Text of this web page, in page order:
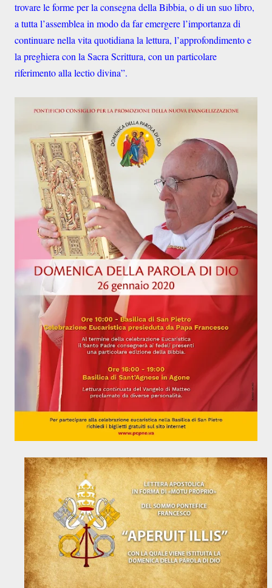
trovare le forme per la consegna della Bibbia, o di un suo libro,
a tutta l’assemblea in modo da far emergere l’importanza di
continuare nella vita quotidiana la lettura, l’approfondimento e
la preghiera con la Sacra Scrittura, con un particolare
riferimento alla lectio divina”.